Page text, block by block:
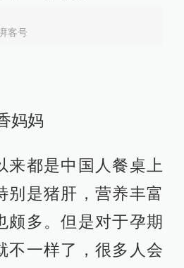
客号
妈妈
来都是中国人餐桌上
别是猪肝，营养丰富
颇多。但是对于孕期
不一样了，很多人会